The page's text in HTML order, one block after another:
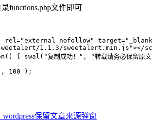
functions.php文件即可
nofollow"
1.1.3/sweetalert.min.js"></
swal("复制成功！", "转载请务必保留原
100 );
保留文章来源弹窗